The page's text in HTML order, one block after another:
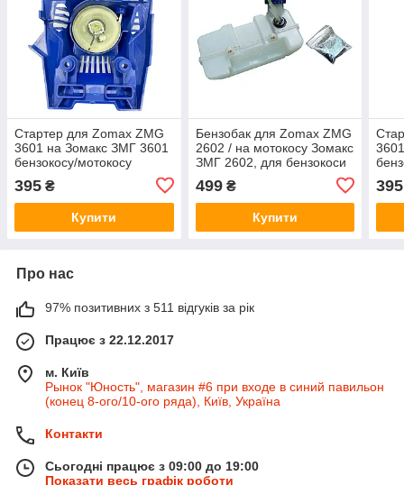
Стартер для Zomax ZMG
3601 на Зомакс ЗМГ 3601
бензокосу/мотокосу
пускач/заводне вуст
395 ₴
Купити
Бензобак для Zomax ZMG
2602 / на мотокосу Зомакс
ЗМГ 2602, для бензокоси
499₴
Купити
395
Про нас
97% позитивних з 511 відгуків за рік
Працює з 22.12.2017
м. Київ
Рынок "Юность", магазин #6 при входе в синий павильон
(конец 8-ого/10-ого ряда), Київ, Україна
Контакти
Сьогодні працює з 09:00 до 19:00
Показати весь графік роботи